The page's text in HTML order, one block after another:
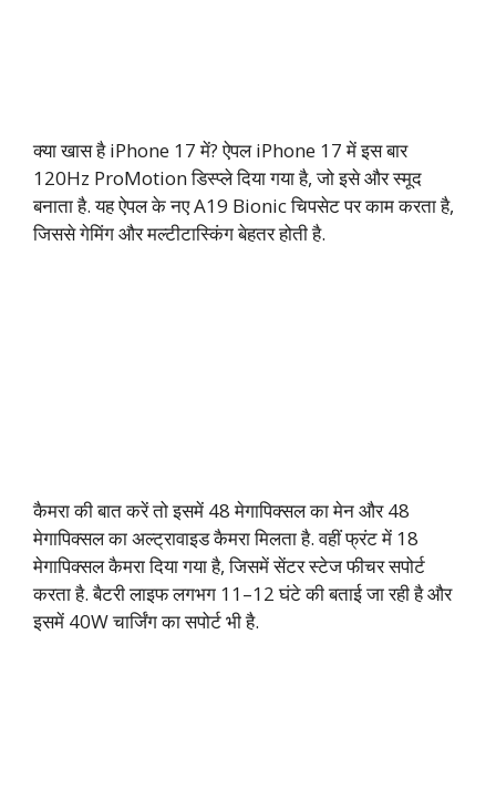
क्या खास है iPhone 17 में? ऐपल iPhone 17 में इस बार
120Hz ProMotion डिस्प्ले दिया गया है, जो इसे और स्मूद
बनाता है. यह ऐपल के नए A19 Bionic चिपसेट पर काम करता है,
जिससे गेमिंग और मल्टीटास्किंग बेहतर होती है.
कैमरा की बात करें तो इसमें 48 मेगापिक्सल का मेन और 48
मेगापिक्सल का अल्ट्रावाइड कैमरा मिलता है. वहीं फ्रंट में 18
मेगापिक्सल कैमरा दिया गया है, जिसमें सेंटर स्टेज फीचर सपोर्ट
करता है. बैटरी लाइफ लगभग 11–12 घंटे की बताई जा रही है और
इसमें 40W चार्जिंग का सपोर्ट भी है.